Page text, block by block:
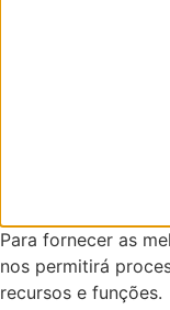
Para fornecer as
nos permitirá
recursos e funções.